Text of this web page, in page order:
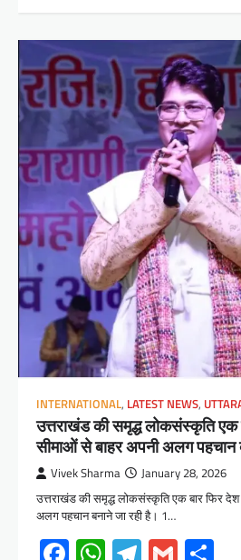
INTERNATIONAL, LATEST NEWS,
उत्तराखंड की समृद्ध लोकसंस्कृति एक
सीमाओं से बाहर अपनी अलग पहचान
Vivek Sharma January 28, 2026
उत्तराखंड की समृद्ध लोकसंस्कृति एक बार फिर
अलग पहचान बनाने जा रही है। 1…